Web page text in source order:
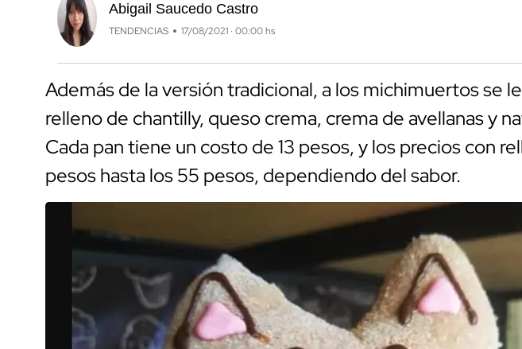
Abigail Saucedo Castro
TENDENCIAS 17/08/2021 · 00:00 hs
Además de la versión tradicional, a los michimuertos se
relleno de chantilly, queso crema, crema de avellanas y
Cada pan tiene un costo de 13 pesos, y los precios con
pesos hasta los 55 pesos, dependiendo del sabor.